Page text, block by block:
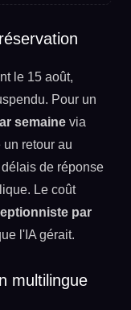
le 15 août,
Pour un
semaine via
retour au
de réponse
Le coût
par
l'IA gérait.
multilingue